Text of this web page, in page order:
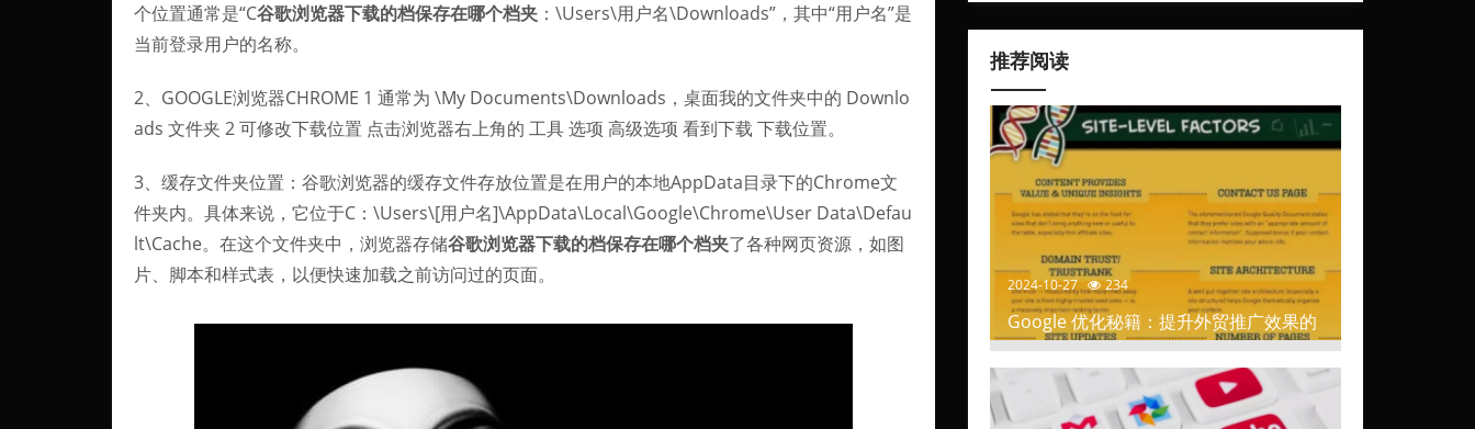
个位置通常是“C谷歌浏览器下载的档保存在哪个档夹 ：\Users\用户名\Downloads”，其中“用户名”是
当前登录用户的名称。
2、GOOGLE浏览器CHROME 1 通常为 \My Documents\Downloads，桌面我的文件夹中的 Downlo
ads 文件夹 2 可修改下载位置 点击浏览器右上角的 工具 选项 高级选项 看到下载 下载位置。
3、缓存文件夹位置：谷歌浏览器的缓存文件存放位置是在用户的本地AppData目录下的Chrome文
件夹内。具体来说，它位于C：\Users\[用户名]\AppData\Local\Google\Chrome\User Data\Defau
lt\Cache。在这个文件夹中，浏览器存储谷歌浏览器下载的档保存在哪个档夹了各种网页资源，如图
片、脚本和样式表，以便快速加载之前访问过的页面。
推荐阅读
2024-10-27 234
Google 优化秘籍：提升外贸推广效果的
关键